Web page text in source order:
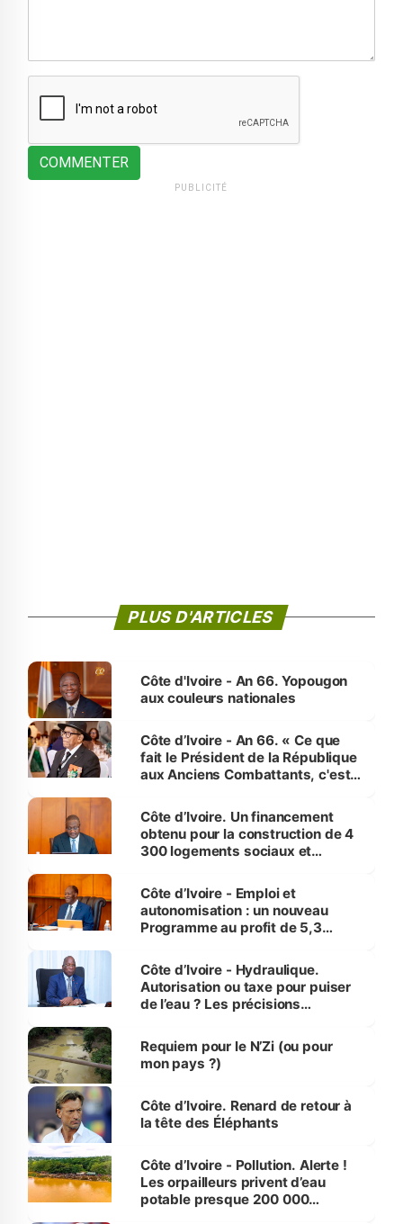
COMMENTER
PUBLICITÉ
PLUS D'ARTICLES
Côte d'Ivoire - An 66. Yopougon
aux couleurs nationales
Côte d’Ivoire - An 66. « Ce que
fait le Président de la République
aux Anciens Combattants, c'est
Côte d’Ivoire. Un financement
obtenu pour la construction de 4
300 logements sociaux et
et Yamoussoukro
Côte d’Ivoire - Emploi et
autonomisation : un nouveau
Programme au profit de 5,3
Côte d’Ivoire - Hydraulique.
Autorisation ou taxe pour puiser
de l’eau ? Les précisions
Requiem pour le N’Zi (ou pour
mon pays ?)
Côte d’Ivoire. Renard de retour à
la tête des Éléphants
Côte d’Ivoire - Pollution. Alerte !
Les orpailleurs privent d’eau
potable presque 200 000